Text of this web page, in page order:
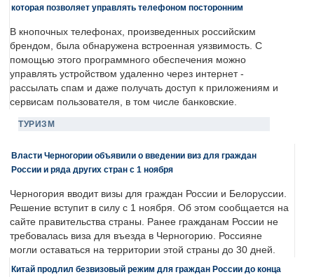
которая позволяет управлять телефоном посторонним
В кнопочных телефонах, произведенных российским
брендом, была обнаружена встроенная уязвимость. С
помощью этого программного обеспечения можно
управлять устройством удаленно через интернет -
рассылать спам и даже получать доступ к приложениям и
сервисам пользователя, в том числе банковские.
ТУРИЗМ
Власти Черногории объявили о введении виз для граждан
России и ряда других стран с 1 ноября
Черногория вводит визы для граждан России и Белоруссии.
Решение вступит в силу с 1 ноября. Об этом сообщается на
сайте правительства страны. Ранее гражданам России не
требовалась виза для въезда в Черногорию. Россияне
могли оставаться на территории этой страны до 30 дней.
Китай продлил безвизовый режим для граждан России до конца